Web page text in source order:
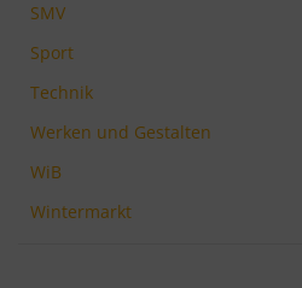
SMV
Sport
Technik
Werken und Gestalten
WiB
Wintermarkt